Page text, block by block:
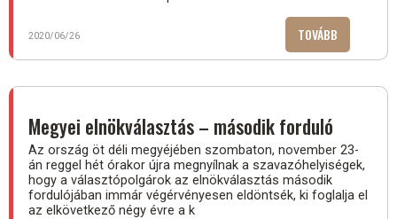
2020/06/26 TOVÁBB
PRO
FÜZETEK
Megyei elnökválasztás – második forduló
Az ország öt déli megyéjében szombaton, november 23-
án reggel hét órakor újra megnyílnak a szavazóhelyiségek,
hogy a választópolgárok az elnökválasztás második
fordulójában immár végérvényesen eldöntsék, ki foglalja el
az elkövetkező négy évre a k